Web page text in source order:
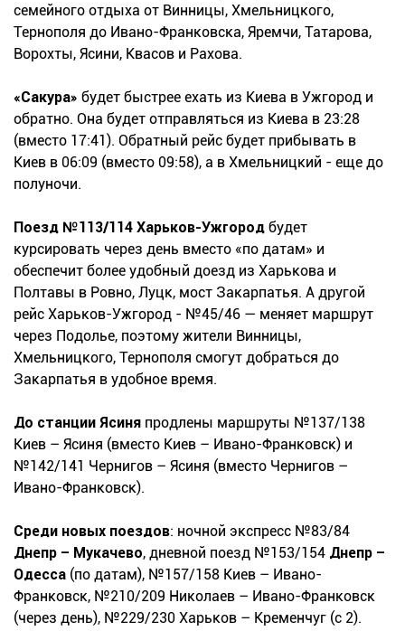
семейного отдыха от Винницы, Хмельницкого,
Тернополя до Ивано-Франковска, Яремчи, Татарова,
Ворохты, Ясини, Квасов и Рахова.
«Сакура» будет быстрее ехать из Киева в Ужгород и
обратно. Она будет отправляться из Киева в 23:28
(вместо 17:41). Обратный рейс будет прибывать в
Киев в 06:09 (вместо 09:58), а в Хмельницкий - еще до
полуночи.
Поезд №113/114 Харьков-Ужгород будет
курсировать через день вместо «по датам» и
обеспечит более удобный доезд из Харькова и
Полтавы в Ровно, Луцк, мост Закарпатья. А другой
рейс Харьков-Ужгород - №45/46 — меняет маршрут
через Подолье, поэтому жители Винницы,
Хмельницкого, Тернополя смогут добраться до
Закарпатья в удобное время.
До станции Ясиня продлены маршруты №137/138
Киев – Ясиня (вместо Киев – Ивано-Франковск) и
№142/141 Чернигов – Ясиня (вместо Чернигов –
Ивано-Франковск).
Среди новых поездов: ночной экспресс №83/84
Днепр – Мукачево, дневной поезд №153/154 Днепр –
Одесса (по датам), №157/158 Киев – Ивано-
Франковск, №210/209 Николаев – Ивано-Франковск
(через день), №229/230 Харьков – Кременчуг (с 2).